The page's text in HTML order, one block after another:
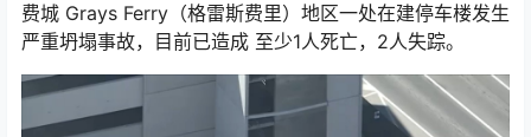
费城 Grays Ferry（格雷斯费里）地区一处在建停车楼发生
严重坍塌事故，目前已造成 至少1人死亡，2人失踪。